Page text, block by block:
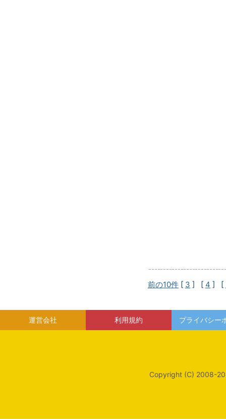
前の10件 [ 3 ] [ 4 ] [
運営会社 利用規約 プライバシー
Copyright (C) 2008-